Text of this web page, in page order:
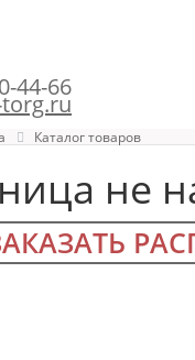
44-66
Каталог товаров
не